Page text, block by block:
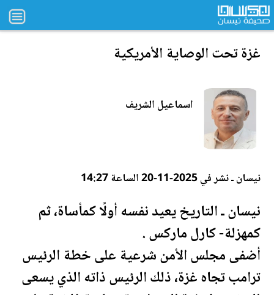
غزة تحت الوصاية الأمريكية
اسماعيل الشريف
نيسان ـ نشر في 2025-11-20 الساعة 14:27
نيسان ـ التاريخ يعيد نفسه أولًا كمأساة، ثم
كمهزلة- كارل ماركس .
أضفى مجلس الأمن شرعية على خطة الرئيس
ترامبتجاه غزة، ذلك الرئيس ذاته الذي يسعى